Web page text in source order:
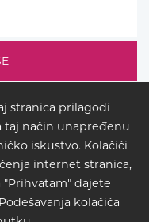
stranica prilagodi
taj način unapređenu
iskustvo. Kolačići
internet stranica,
dajete
kolačića